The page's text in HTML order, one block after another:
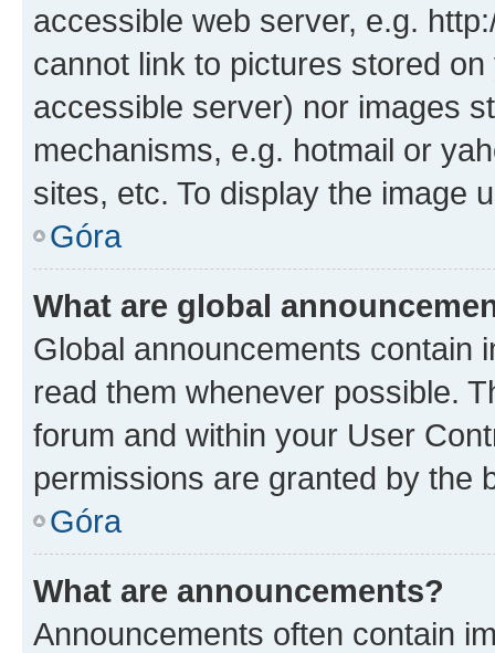
accessible web server, e.g.
cannot link to pictures stored
accessible server) nor images
mechanisms, e.g. hotmail or
sites, etc. To display the image
Góra
What are global
Global announcements contain
read them whenever possible.
forum and within your User
permissions are granted by the
Góra
What are announcements?
Announcements often contain